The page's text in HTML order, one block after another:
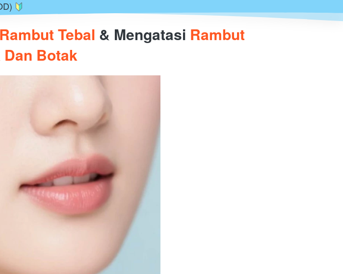
Rambut Tebal & Mengatasi Rambut
Dan Botak